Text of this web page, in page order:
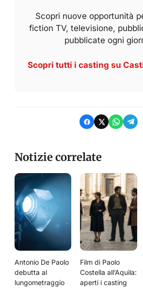
Scopri nuove opportunità
fiction TV, televisione,
pubblicate ogni
Scopri tutti i casting su
Notizie correlate
Antonio De Paolo
debutta al
lungometraggio
Film di Paolo
Costella all’Aquila:
aperti i casting